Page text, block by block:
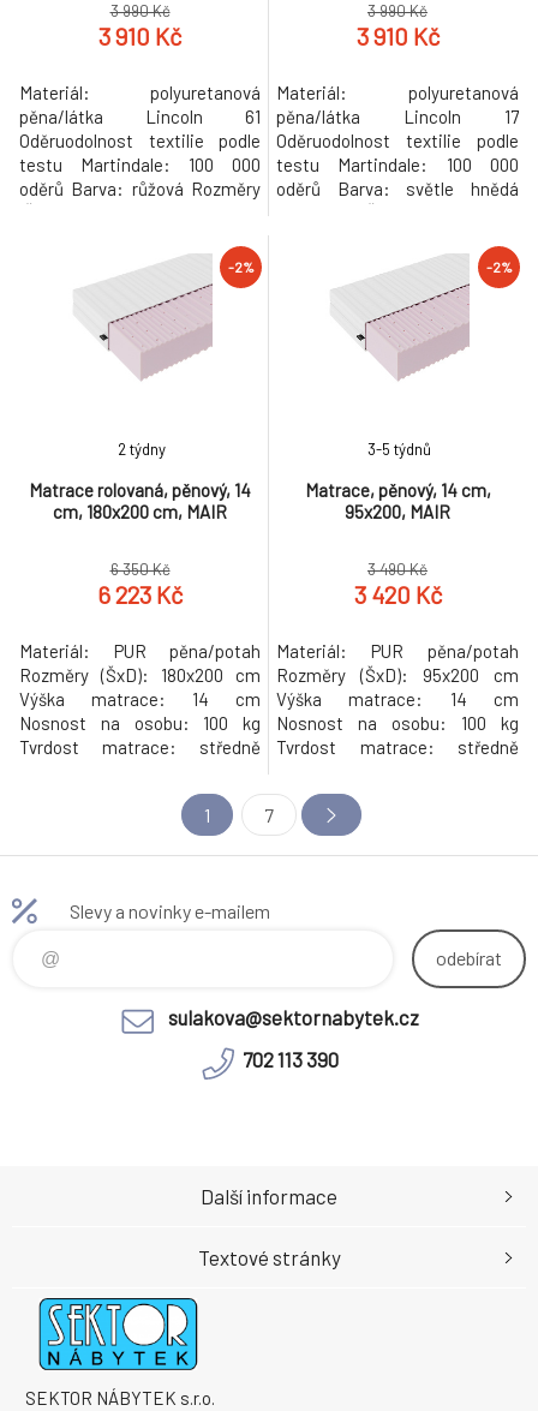
3 990 Kč
3 910 Kč
Materiál: polyuretanová
pěna/látka Lincoln 61
Oděruodolnost textilie podle
testu Martindale: 100 000
oděrů Barva: růžová Rozměry
(ŠxD): 90x200 cm Výška
matrace ve složeném stavu:
30 cm Výška matrace v
rozloženém stavu: 15 cm
Nosnost na osobu: 120 kg
Tvrdost matrace: T25 středně
3 990 Kč
3 910 Kč
Materiál: polyuretanová
pěna/látka Lincoln 17
Oděruodolnost textilie podle
testu Martindale: 100 000
oděrů Barva: světle hnědá
(ŠxD): 90x200 cm Výška
matrace ve složeném stavu:
30 cm Výška matrace v
rozloženém stavu: 15 cm
Nosnost na osobu: 120 kg
Tvrdost matrace: T25 středně
-2%
Matrace rolovaná, pěnový, 14
cm, 180x200 cm, MAIR
2 týdny
6 350 Kč
6 223 Kč
Materiál: PUR pěna/potah
Rozměry (ŠxD): 180x200 cm
Výška matrace: 14 cm
Nosnost na osobu: 100 kg
Tvrdost matrace: středně
certifikátem OEKO-TEX
STANDARD Prošívaný potah
Potah OVATA z mikrovlákna 7-
Pratelný při teplotě do 40 °C
-2%
Matrace, pěnový, 14 cm,
95x200, MAIR
3-5 týdnů
3 490 Kč
3 420 Kč
Materiál: PUR pěna/potah
Rozměry (ŠxD): 95x200 cm
Výška matrace: 14 cm
Nosnost na osobu: 100 kg
Tvrdost matrace: středně
certifikátem OEKO-TEX
STANDARD Prošívaný potah
Potah OVATA z mikrovlákna 7-
Antibakteriální Antialergický A
1 7
Slevy a novinky e-mailem
odebírat
sulakova@sektornabytek.cz
702 113 390
SEKTOR NÁBYTEK s.r.o.
Další informace
Textové stránky